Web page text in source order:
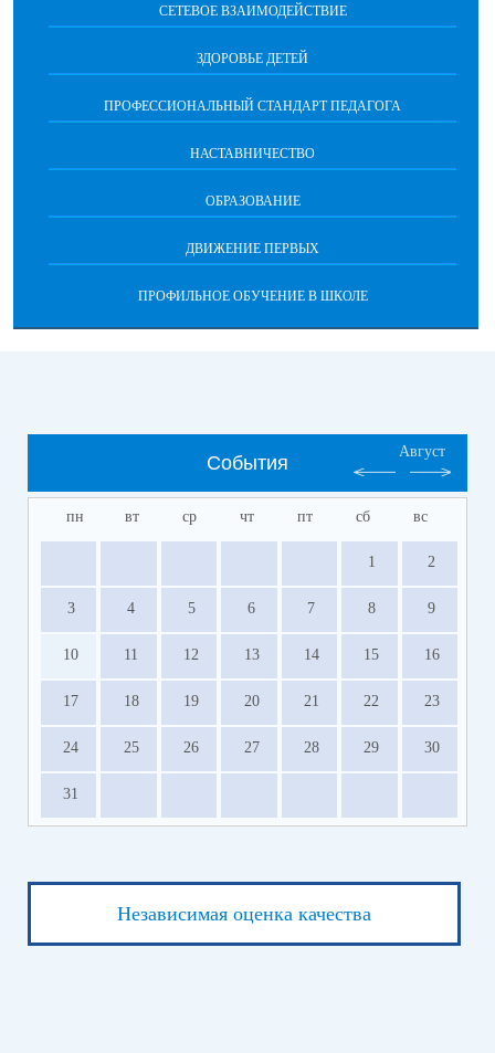
СЕТЕВОЕ ВЗАИМОДЕЙСТВИЕ
ЗДОРОВЬЕ ДЕТЕЙ
ПРОФЕССИОНАЛЬНЫЙ СТАНДАРТ ПЕДАГОГА
НАСТАВНИЧЕСТВО
ОБРАЗОВАНИЕ
ДВИЖЕНИЕ ПЕРВЫХ
ПРОФИЛЬНОЕ ОБУЧЕНИЕ В ШКОЛЕ
События
Август
пн вт ср чт пт сб вс
1 2
3 4 5 6 7 8 9
10 11 12 13 14 15 16
17 18 19 20 21 22 23
24 25 26 27 28 29 30
31
Независимая оценка качества